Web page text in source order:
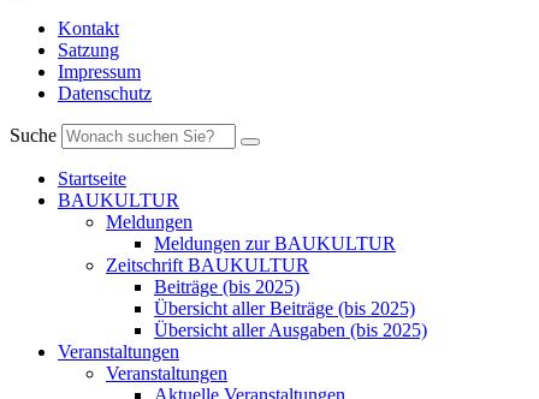
Kontakt
Satzung
Impressum
Datenschutz
Suche
Startseite
BAUKULTUR
Meldungen
Meldungen zur BAUKULTUR
Zeitschrift BAUKULTUR
Beiträge (bis 2025)
Übersicht aller Beiträge (bis 2025)
Übersicht aller Ausgaben (bis 2025)
Veranstaltungen
Veranstaltungen
Aktuelle Veranstaltungen